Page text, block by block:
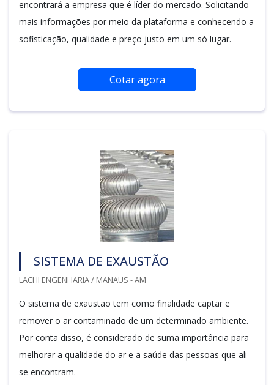
encontrará a empresa que é líder do mercado. Solicitando
mais informações por meio da plataforma e conhecendo a
sofisticação, qualidade e preço justo em um só lugar.
Cotar agora
SISTEMA DE EXAUSTÃO
LACHI ENGENHARIA / MANAUS - AM
O sistema de exaustão tem como finalidade captar e
remover o ar contaminado de um determinado ambiente.
Por conta disso, é considerado de suma importância para
melhorar a qualidade do ar e a saúde das pessoas que ali
se encontram.